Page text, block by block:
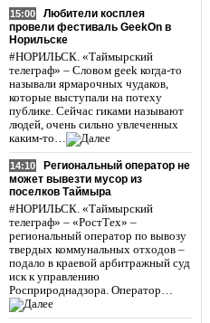
15:00
Любители косплея
провели фестиваль GeekOn в
Норильске
#НОРИЛЬСК. «Таймырский
телеграф» – Словом geek когда-то
называли ярмарочных чудаков,
которые выступали на потеху
публике. Сейчас гиками называют
людей, очень сильно увлеченных
каким-то…
14:10
Региональный оператор не
может вывезти мусор из
поселков Таймыра
#НОРИЛЬСК. «Таймырский
телеграф» – «РостТех» –
региональный оператор по вывозу
твердых коммунальных отходов –
подало в краевой арбитражный суд
иск к управлению
Росприроднадзора. Оператор…